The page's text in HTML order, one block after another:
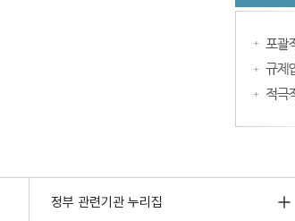
정부 관련기관 누리집